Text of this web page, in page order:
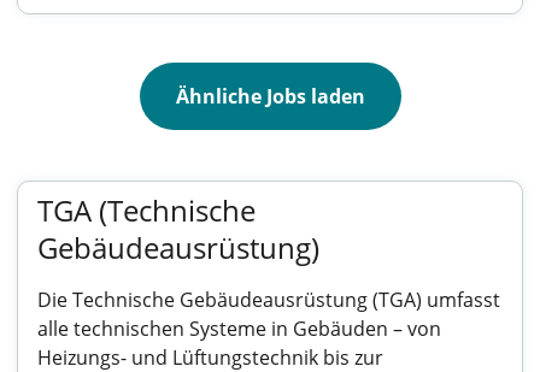
Ähnliche Jobs laden
TGA (Technische
Gebäudeausrüstung)
Die Technische Gebäudeausrüstung (TGA) umfasst
alle technischen Systeme in Gebäuden – von
Heizungs- und Lüftungstechnik bis zur